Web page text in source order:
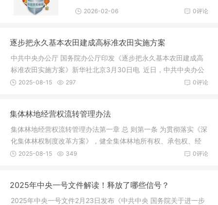
0评论
2026-02-06
逐步把永久基本农田建成高标准农田实施方案
中共中央办公厅 国务院办公厅印发《逐步把永久基本农田建成高
标准农田实施方案》新华社北京3月30日电 近日，中共中央办公
厅、国务院办公厅印发了《逐步把永久基本农田建成高标准农田
0评论
2025-08-15 297
集体林地经营权流转管理办法
集体林地经营权流转管理办法第一章 总 则第一条 为贯彻落实《深
化集体林权制度改革方案》，健全集体林地所有权、承包权、经
营权三权分置运行机制，规范集体林地经营权（以下简称“林地经
0评论
2025-08-15 349
2025年中央一号文件解读！释放了哪些信号？
2025年中央一号文件2月23日发布《中共中央 国务院关于进一步